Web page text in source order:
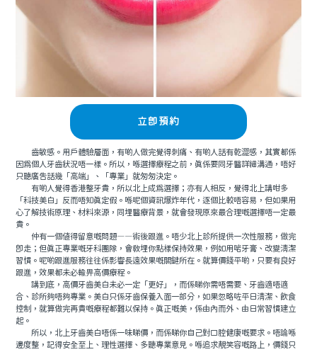
立即預約
齒敏感。用戶體驗層面，有啲人做完覺得刺痛、有啲人話有乾澀感，其實都係
因爲個人牙齒狀況唔一樣。所以，喺選擇療程之前，真係要同牙醫詳細溝通，唔好
只聽廣告話幾「高端」、「專業」就匆匆決定。
有啲人覺得香港整牙貴，所以北上成為選擇；亦有人相反，覺得北上講咁多
「科技美白」反而唔知真定假。喺呢個資訊爆炸年代，逐個比較唔容易，但如果用
心了解技術原理、材料來源，同埋醫療背景，就會發現原來最合理嘅選擇唔一定最
貴。
仲有一個值得留意嘅問題——術後跟進。唔少北上診所提供一次性服務，做完
即走；但真正專業嘅牙科團隊，會教埋你點樣保持效果，例如用啱牙膏、改變清潔
習慣。呢啲跟進服務往往係影響長遠效果嘅關鍵所在。就算價錢平啲，只要有良好
跟進，效果都未必輸畀高價療程。
講到底，高價牙齒美白未必一定「更好」，而係睇你需唔需要、牙齒適唔適
合、診所夠唔夠專業。美白只係牙齒保養入面一部分，如果忽略咗平日清潔、飲食
控制，就算做完再貴嘅療程都難以保持。真正嘅美，係由內而外、由日常習慣建立
起。
所以，北上牙齒美白唔係一味睇價，而係睇你自己對口腔健康嘅要求。唔論喺
邊度整，記得安全至上、理性選擇、多聽專業意見。喺追求靚笑容嘅路上，價錢只